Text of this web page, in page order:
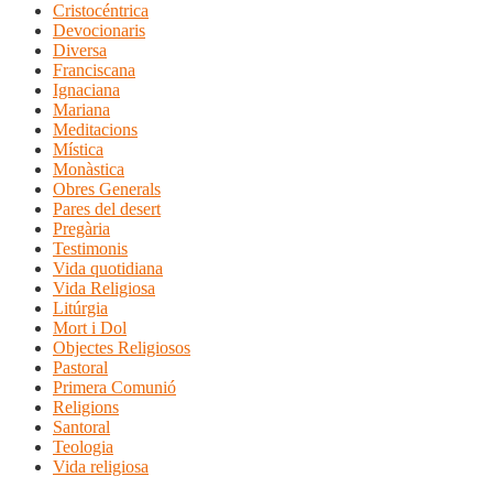
Cristocéntrica
Devocionaris
Diversa
Franciscana
Ignaciana
Mariana
Meditacions
Mística
Monàstica
Obres Generals
Pares del desert
Pregària
Testimonis
Vida quotidiana
Vida Religiosa
Litúrgia
Mort i Dol
Objectes Religiosos
Pastoral
Primera Comunió
Religions
Santoral
Teologia
Vida religiosa